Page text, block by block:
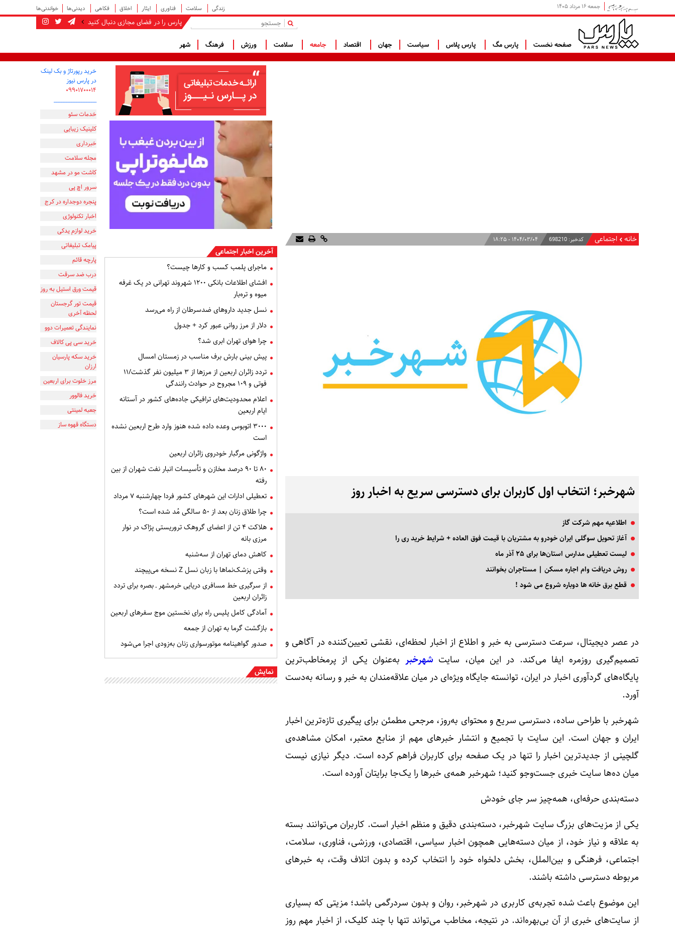
جمعه ۱۶ مرداد ۱۴۰۵ زندگی سلامت فناوری ایثار اخلاق فکاهی دیدنی‌ها خواندنی‌ها
پارس را در فضای مجازی دنبال کنید |
صفحه نخست پارس مگ پارس پلاس سیاست جهان اقتصاد جامعه سلامت ورزش فرهنگ شهر
خانه اجتماعی کدخبر:698210 ۱۴۰۴/۰۳/۰۴ - ۱۸:۲۵
شهرخبر؛ انتخاب اول کاربران برای دسترسی سریع به اخبار روز
اطلاعیه مهم شرکت گاز
آغاز تحویل سوگلی ایران خودرو به مشتریان با قیمت فوق العاده + شرایط خرید ری را
لیست تعطیلی مدارس استان‌ها برای ۲۵ آذر ماه
روش دریافت وام اجاره مسکن | مستاجران بخوانند
قطع برق خانه ها دوباره شروع می شود !
در عصر دیجیتال، سرعت دسترسی به خبر و اطلاع از اخبار لحظه‌ای، نقشی تعیین‌کننده در آگاهی و
تصمیم‌گیری روزمره ایفا می‌کند. در این میان، سایت شهرخبر به‌عنوان یکی از پرمخاطب‌ترین
پایگاه‌های گردآوری اخبار در ایران، توانسته جایگاه ویژه‌ای در میان علاقه‌مندان به خبر و رسانه به‌دست
آورد.
شهرخبر با طراحی ساده، دسترسی سریع و محتوای به‌روز، مرجعی مطمئن برای پیگیری تازه‌ترین اخبار
ایران و جهان است. این سایت با تجمیع و انتشار خبرهای مهم از منابع معتبر، امکان مشاهده‌ی
گلچینی از جدیدترین اخبار را تنها در یک صفحه برای کاربران فراهم کرده است. دیگر نیازی نیست
میان ده‌ها سایت خبری جست‌وجو کنید؛ شهرخبر همه‌ی خبرها را یک‌جا برایتان آورده است.
دسته‌بندی حرفه‌ای، همه‌چیز سر جای خودش
یکی از مزیت‌های بزرگ سایت شهرخبر، دسته‌بندی دقیق و منظم اخبار است. کاربران می‌توانند بسته
به علاقه و نیاز خود، از میان دسته‌هایی همچون اخبار سیاسی، اقتصادی، ورزشی، فناوری، سلامت،
اجتماعی، فرهنگی و بین‌الملل، بخش دلخواه خود را انتخاب کرده و بدون اتلاف وقت، به خبرهای
مربوطه دسترسی داشته باشند.
این موضوع باعث شده تجربه‌ی کاربری در شهرخبر، روان و بدون سردرگمی باشد؛ مزیتی که بسیاری
از سایت‌های خبری از آن بی‌بهره‌اند. در نتیجه، مخاطب می‌تواند تنها با چند کلیک، از اخبار مهم روز
آخرین اخبار اجتماعی
ماجرای پلمب کسب و کارها چیست؟
افشای اطلاعات بانکی ۱۲۰۰ شهروند تهرانی در یک غرفه
میوه و تره‌بار
نسل جدید داروهای ضدسرطان از راه می‌رسد
دلار از مرز روانی عبور کرد + جدول
چرا هوای تهران ابری شد؟
پیش بینی بارش برف مناسب در زمستان امسال
تردد زائران اربعین از مرزها از ۳ میلیون نفر گذشت/۱۱
فوتی و ۱۰۹ مجروح در حوادث رانندگی
اعلام محدودیت‌های ترافیکی جاده‌های کشور در آستانه
ایام اربعین
۳۰۰۰ اتوبوس وعده داده شده هنوز وارد طرح اربعین نشده
است
واژگونی مرگبار خودروی زائران اربعین
۸۰ تا ۹۰ درصد مخازن و تأسیسات انبار نفت شهران از بین
رفته
تعطیلی ادارات این شهرهای کشور فردا چهارشنبه ۷ مرداد
چرا طلاق زنان بعد از ۵۰ سالگی مُد شده است؟
هلاکت ۴ تن از اعضای گروهک تروریستی پژاک در نوار
مرزی بانه
کاهش دمای تهران از سه‌شنبه
وقتی پزشک‌نماها با زبان نسل Z نسخه می‌پیچند
از سرگیری خط مسافری دریایی خرمشهر ـ بصره برای تردد
زائران اربعین
آمادگی کامل پلیس راه برای نخستین موج سفرهای اربعین
بازگشت گرما به تهران از جمعه
صدور گواهینامه موتورسواری زنان به‌زودی اجرا می‌شود
نمایش
خرید رپورتاژ و بک لینک
در پارس نیوز
۰۹۹۰۱۷۰۰۰۱۴
_________________
خدمات سئو
کلینیک زیبایی
خبرداری
مجله سلامت
کاشت مو در مشهد
سرور اچ پی
پنجره دوجداره در کرج
اخبار تکنولوژی
خرید لوازم یدکی
پیامک تبلیغاتی
پارچه قائم
درب ضد سرقت
قیمت ورق استیل به روز
قیمت تور گرجستان
لحظه آخری
نمایندگی تعمیرات دوو
خرید سی پی کالاف
خرید سکه پارسیان
ارزان
مرز خلوت برای اربعین
خرید فالوور
جعبه لمینتی
دستگاه قهوه ساز